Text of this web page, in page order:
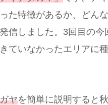
た特徴があるか、どん
信しました。3回目の今
ていなかったエリアに
ヤを簡単に説明すると